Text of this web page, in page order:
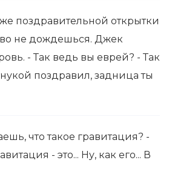
поздравительной открытки
не дождешься. Джек
- Так ведь вы еврей? - Так
поздравил, задница ты
что такое гравитация? -
- это... Ну, как его... В